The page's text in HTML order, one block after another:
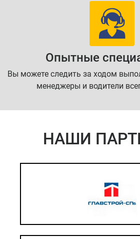
Опытные
Вы можете следить за ходом
менеджеры и водители
НАШИ